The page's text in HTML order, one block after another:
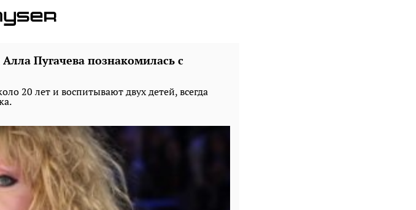
Пугачева познакомилась с
20 лет и воспитывают двух детей, всегда